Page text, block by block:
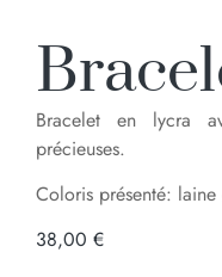
Bracelet en lycra
précieuses.
Coloris présenté:
38,00 €